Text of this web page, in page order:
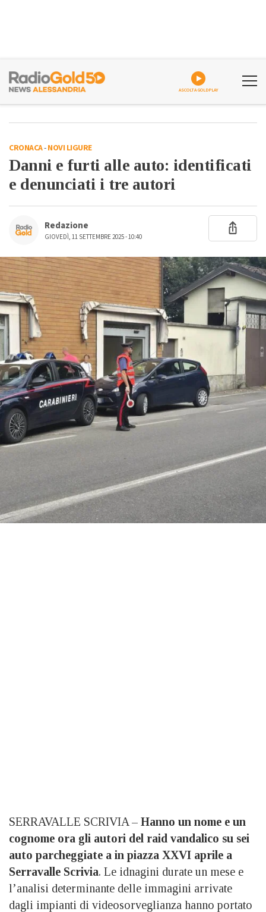
ASCOLTA GOLDPLAY
CRONACA-NOVI LIGURE
Danni e furti alle auto: identificati
e denunciati i tre autori
Redazione
GIOVEDÌ, 11 SETTEMBRE 2025 - 10:40
SERRAVALLE SCRIVIA – Hanno un nome e un
cognome ora gli autori del raid vandalico su sei
auto parcheggiate a in piazza XXVI aprile a
Serravalle Scrivia. Le idnagini durate un mese e
l’analisi determinante delle immagini arrivate
dagli impianti di videosorveglianza hanno portato